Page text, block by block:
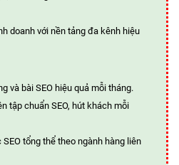
doanh với nền tảng đa kênh hiệu
và bài SEO hiệu quả mỗi tháng.
tập chuẩn SEO, hút khách mỗi
tổng thể theo ngành hàng liên